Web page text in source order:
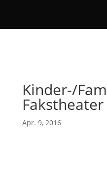
Kinder-/
Apr. 9, 2016